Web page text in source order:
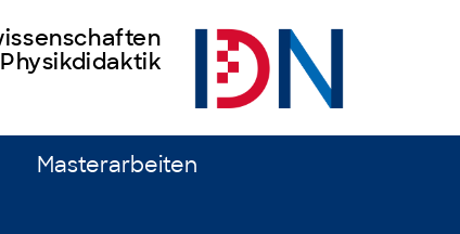
Physikdidaktik
Masterarbeiten